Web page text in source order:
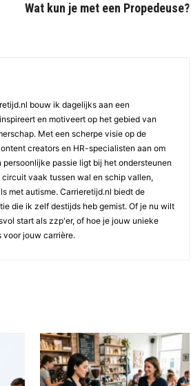
Wat kun je met een Propedeuse?
bouw ik dagelijks aan een
en motiveert op het gebied van
Met een scherpe visie op de
creators en HR-specialisten aan om
passie ligt bij het ondersteunen
vaak tussen wal en schip vallen,
met autisme. Carrieretijd.nl biedt de
die ik zelf destijds heb gemist. Of je nu wilt
start als zzp'er, of hoe je jouw unieke
voor jouw carrière.